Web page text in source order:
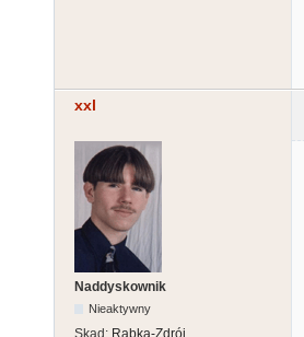
xxl
Naddyskownik
Nieaktywny
Skąd: Rabka-Zdrój